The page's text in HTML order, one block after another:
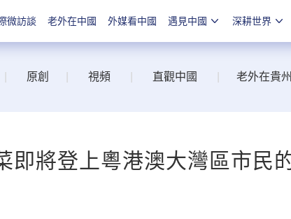
微訪談 老外在中國 外媒看中國 遇見中國 深耕世界
原創 視頻 直觀中國 老外在貴州
即將登上粵港澳大灣區市民